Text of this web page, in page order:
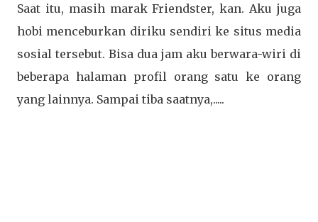
Saat itu, masih marak Friendster, kan. Aku juga
hobi menceburkan diriku sendiri ke situs media
sosial tersebut. Bisa dua jam aku berwara-wiri di
beberapa halaman profil orang satu ke orang
yang lainnya. Sampai tiba saatnya,.....